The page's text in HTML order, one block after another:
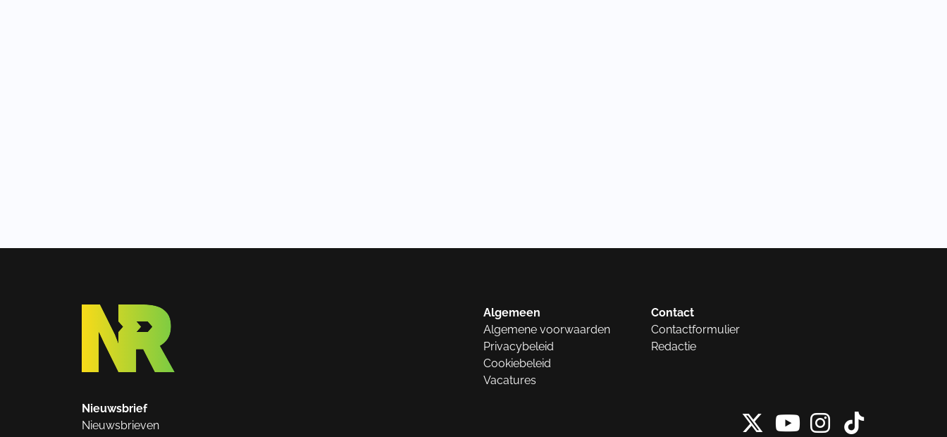
Algemeen
Algemene voorwaarden
Privacybeleid
Cookiebeleid
Vacatures
Contact
Contactformulier
Redactie
Nieuwsbrief
Nieuwsbrieven
X vanInstagram
Tiktok